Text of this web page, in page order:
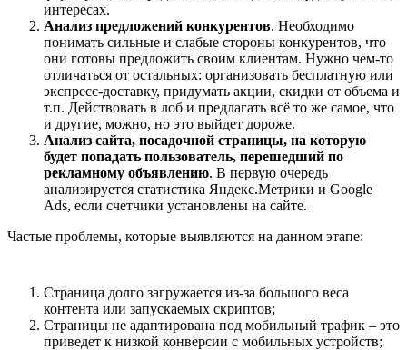
интересах.
Анализ предложений конкурентов. Необходимо
понимать сильные и слабые стороны конкурентов, что
они готовы предложить своим клиентам. Нужно чем-то
отличаться от остальных: организовать бесплатную или
экспресс-доставку, придумать акции, скидки от объема и
т.п. Действовать в лоб и предлагать всё то же самое, что
и другие, можно, но это выйдет дороже.
Анализ сайта, посадочной страницы, на которую
будет попадать пользователь, перешедший по
рекламному объявлению. В первую очередь
анализируется статистика Яндекс.Метрики и Google
Ads, если счетчики установлены на сайте.
Частые проблемы, которые выявляются на данном этапе:
Страница долго загружается из-за большого веса
контента или запускаемых скриптов;
Страницы не адаптирована под мобильный трафик – это
приведет к низкой конверсии с мобильных устройств;